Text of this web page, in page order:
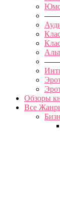
Обзоры
Все